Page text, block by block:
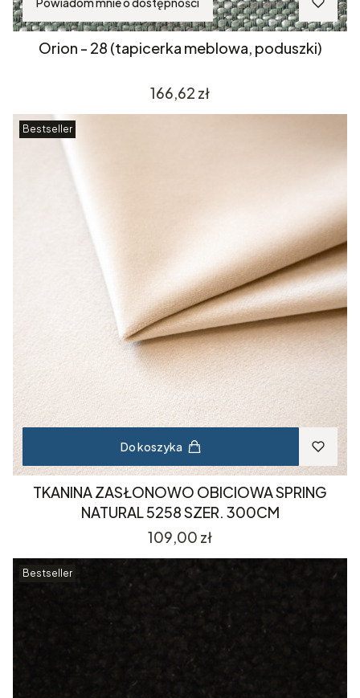
Orion - 28 (tapicerka meblowa, poduszki)
Cena
166,62 zł
Bestseller
Do koszyka
TKANINA ZASŁONOWO OBICIOWA SPRING
NATURAL 5258 SZER. 300CM
Cena
109,00 zł
Bestseller